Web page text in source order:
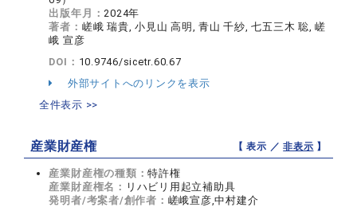
出版年月：2024年
著者： 嵯峨 瑞貴, 小見山 高明, 青山 千紗, 七五三木 聡, 嵯
峨 宣彦
DOI： 10.9746/sicetr.60.67
外部サイトへのリンクを表示
全件表示 >>
産業財産権 【 表示 ／非表示 】
産業財産権の種類：特許権
産業財産権名： リハビリ用起立補助具
発明者/考案者/創作者： 嵯峨宣彦,中村建介